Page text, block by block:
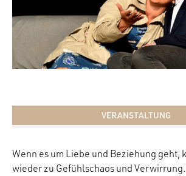
VERANSTALTUNG
Wenn es um Liebe und Beziehung geht,
wieder zu Gefühlschaos und